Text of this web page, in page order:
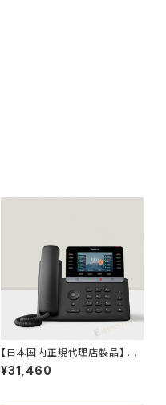
【日本国内正規代理店製品】 SI
P-T74U Yealink ギガビット IP
電話機 SIP電話機
¥31,460